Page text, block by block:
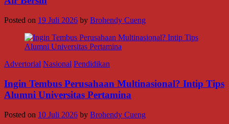
Posted on 19 Juli 2026 by Brohendy Cueng
Advertorial Nasional Pendidikan
Ingin Tembus Perusahaan Multinasional? Intip Tips
Alumni Universitas Pertamina
Posted on 10 Juli 2026 by Brohendy Cueng